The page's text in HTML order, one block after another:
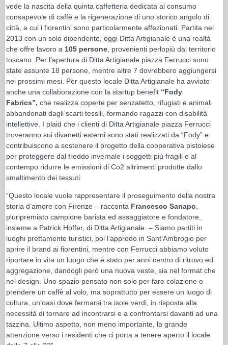
vede la nascita della quinta caffetteria dedicata al consumo
consapevole di caffè e la rigenerazione di uno storico angolo di
città, a cui i fiorentini sono particolarmente affezionati. Partita nel
2013 con un solo dipendente, oggi Ditta Artigianale è una realtà
che offre lavoro a 105 persone , provenienti perlopiù dal territorio
toscano. Per l’apertura di Ditta Artigianale piazza Ferrucci sono
state assunte 18 persone, mentre altre 7 dovrebbero aggiungersi
nei prossimi mesi. Per questo locale Ditta Artigianale ha avviato
anche una collaborazione con la startup benefit “Fody
Fabrics”, che realizza coperte per senzatetto, rifugiati e animali
abbandonati dagli scarti tessili, formando ragazzi con disabilità
intellettive. I plaid che i clienti di Ditta Artigianale piazza Ferrucci
troveranno sui divanetti esterni sono stati realizzati da “Fody” e
contribuiscono a sostenere il progetto della cooperativa pistoiese
per proteggere dal freddo invernale i soggetti più fragili e al
contempo ridurre le emissioni di Co2 altrimenti prodotte dallo
smaltimento dei tessuti.
“Questo locale vuole rappresentare il proseguimento della nostra
storia d’amore con Firenze – racconta Francesco Sanapo
pluripremiato campione barista ed assaggiatore e fondatore,
insieme a Patrick Hoffer, di Ditta Artigianale. – Siamo partiti in
luoghi prettamente turistici, poi l’approdo in Sant’Ambrogio per
aprire il brand ai fiorentini, mentre con Ferrucci abbiamo voluto
riportare in vita un luogo che è stato per anni centro di ritrovo ed
aggregazione, dandogli però una nuova veste, sia nel format che
nel design. Uno spazio pensato non solo per fare colazione o
prendere un caffè al volo, ma soprattutto per essere un luogo di
cultura, un’oasi dove fermarsi tra isole verdi, in risposta alla
necessità di tornare ad incontrarsi e a confrontarsi davanti ad una
tazzina. Ultimo aspetto, non meno importante, la grande
attenzione verso i residenti che ci porta a tenere aperto il locale